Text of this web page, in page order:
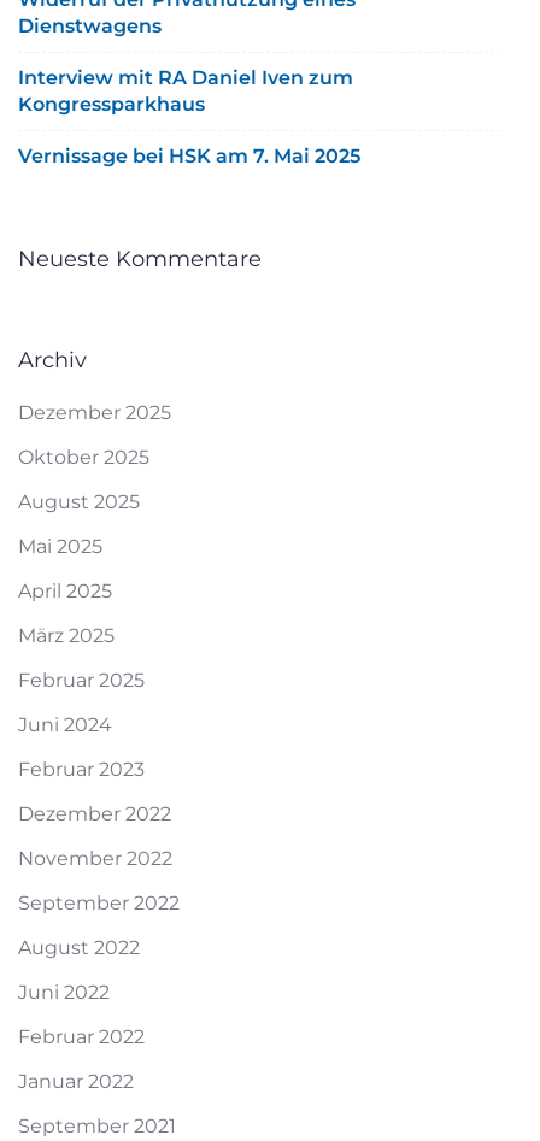
Dienstwagens
Interview mit RA Daniel Iven zum
Kongressparkhaus
Vernissage bei HSK am 7. Mai 2025
Neueste Kommentare
Archiv
Dezember 2025
Oktober 2025
August 2025
Mai 2025
April 2025
März 2025
Februar 2025
Juni 2024
Februar 2023
Dezember 2022
November 2022
September 2022
August 2022
Juni 2022
Februar 2022
Januar 2022
September 2021